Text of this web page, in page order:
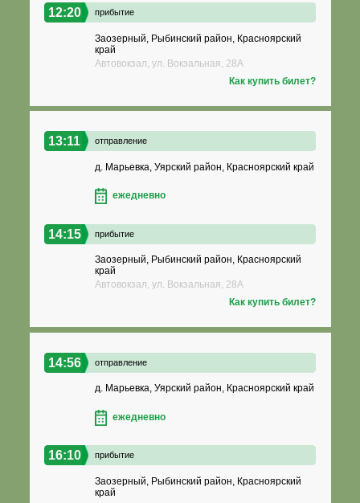
12:20 прибытие
Заозерный, Рыбинский район, Красноярский
край
Автовокзал, ул. Вокзальная, 28А
Как купить билет?
13:11 отправление
д. Марьевка, Уярский район, Красноярский край
ежедневно
14:15 прибытие
Заозерный, Рыбинский район, Красноярский
край
Автовокзал, ул. Вокзальная, 28А
Как купить билет?
14:56 отправление
д. Марьевка, Уярский район, Красноярский край
ежедневно
16:10 прибытие
Заозерный, Рыбинский район, Красноярский
край